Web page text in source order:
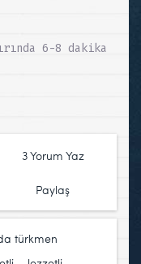
6-8 dakika
3 Yorum Yaz
Paylaş
türkmen